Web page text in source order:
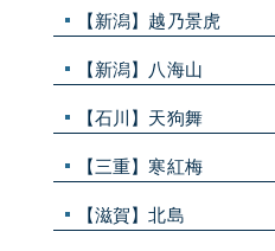
【新潟】越乃景虎
【新潟】八海山
【石川】天狗舞
【三重】寒紅梅
【滋賀】北島